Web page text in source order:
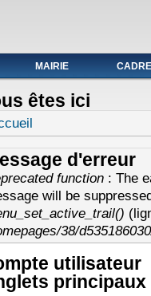
du 19 au avril
MAIRIE
êtes ici
d'erreur
function: The
will be
38/
utilisateur
principaux